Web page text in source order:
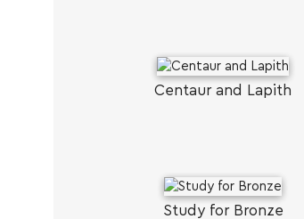
Centaur and Lapith
Study for Bronze